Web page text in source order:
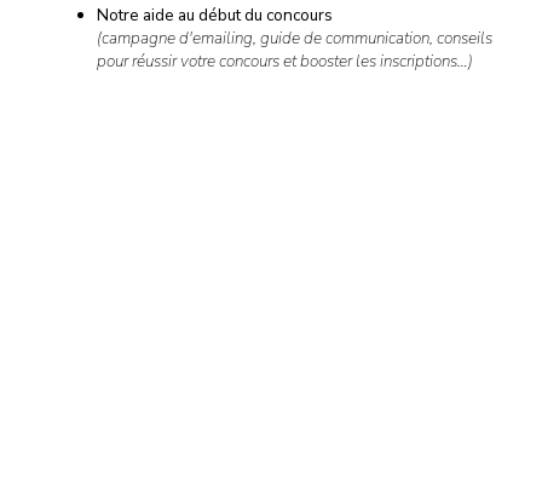
Notre aide au début du concours
(campagne d'emailing, guide de communication, conseils
pour réussir votre concours et booster les inscriptions…)